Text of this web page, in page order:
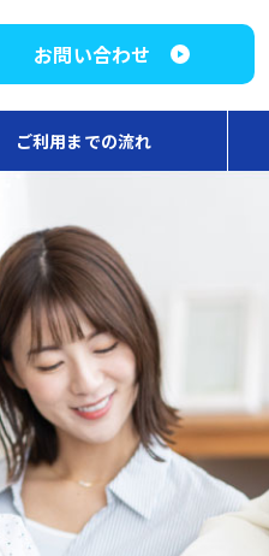
お問い合わせ
ご利用までの流れ